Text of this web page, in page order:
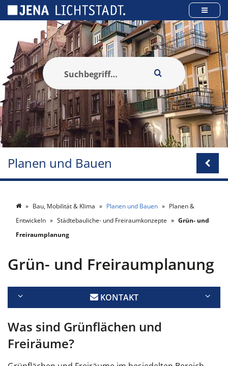
Planen und Bauen
Bau, Mobilität & Klima Planen und Bauen
Planen &
Entwickeln
Städtebauliche- und Freiraumkonzepte
Grün- und
Freiraumplanung
Grün- und Freiraumplanung
KONTAKT
Was sind Grünflächen und
Freiräume?
Cookie-Einstellungen